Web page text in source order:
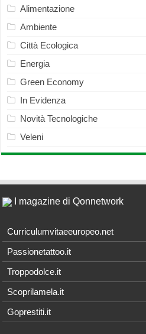
Alimentazione
Ambiente
Città Ecologica
Energia
Green Economy
In Evidenza
Novità Tecnologiche
Veleni
I magazine di Qonnetwork
Curriculumvitaeeuropeo.net
Passionetattoo.it
Troppodolce.it
Scoprilamela.it
Goprestiti.it